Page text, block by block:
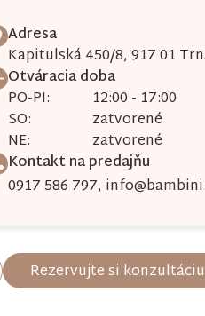
Adresa
Kapitulská 450/8, 917 01
Otváracia doba
PO-PI:
12:00 - 17:00
SO:
zatvorené
NE:
zatvorené
Kontakt na predajňu
0917 586 797,
Rezervujte si konzultáciu